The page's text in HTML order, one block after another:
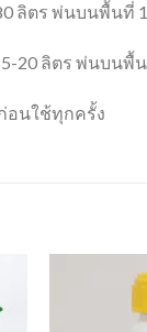
ลิตร พ่นบนพื้นที่
20 ลิตร พ่นบนพื้
อนใช้ทุกครั้ง